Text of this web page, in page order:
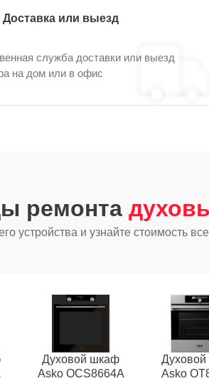
Доставка или выезд
служба доставки или выезд
на дом или в офис
ремонта
устройства и узнайте стоимость
Духовой шкаф
Asko OCS8664A
Asko